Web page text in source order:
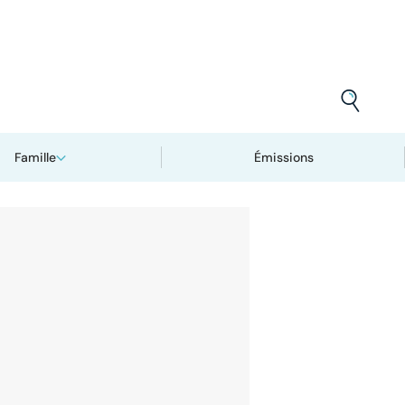
Famille Émissions